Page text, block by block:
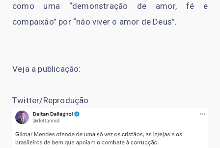
como uma “demonstração de amor, fé e
compaixão” por “não viver o amor de Deus”.
Veja a publicação:
Twitter/Reprodução